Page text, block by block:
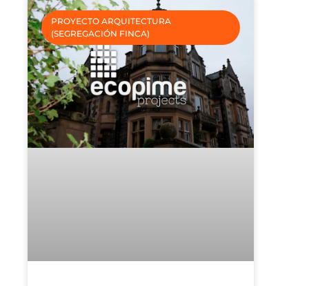
PROYECTO ARQUITECTURA
(SEGREGACIÓN FINCA)